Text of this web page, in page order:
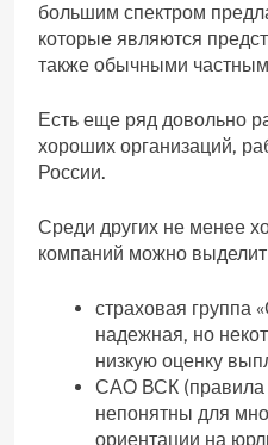
большим спектром
которые являются
также обычными
Есть еще ряд довольно
хороших организаций,
России.
Среди других не менее
компаний можно
страховая группа
надежная, но
низкую оценку
САО ВСК (правила
непонятны для
ориентации на